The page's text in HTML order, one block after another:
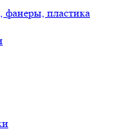
фанеры, пластика